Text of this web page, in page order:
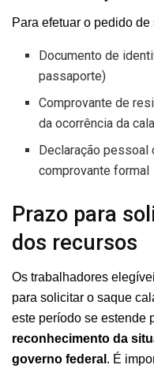
Para efetuar o pedido
Documento de
passaporte)
Comprovante de
da ocorrência da
Declaração pessoal
comprovante formal
Prazo para
dos recursos
Os trabalhadores
para solicitar o saque
este período se estende
reconhecimento da
governo federal . É